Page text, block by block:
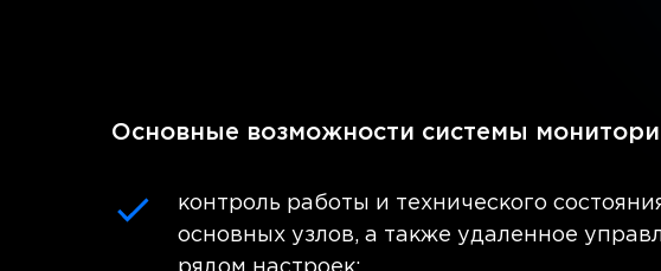
Основные возможности системы
контроль работы и технического
основных узлов, а также удаленное